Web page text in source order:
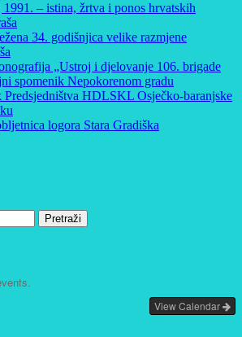
1991. – istina, žrtva i ponos hrvatskih
34. godišnjica velike razmjene
„Ustroj i djelovanje 106. brigade
spomenik Nepokorenom gradu
Predsjedništva HDLSKL Osječko-baranjske
logora Stara Gradiška
View Calendar